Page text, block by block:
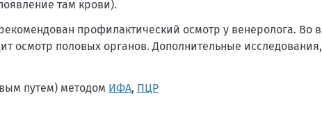
там крови).
профилактический осмотр у венеролога. Во
осмотр половых органов. Дополнительные
путем) методом ИФА, ПЦР